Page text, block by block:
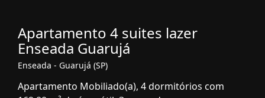
Apartamento 4 suites lazer
Enseada Guarujá
Enseada - Guarujá (SP)
Apartamento Mobiliado(a), 4 dormitórios com